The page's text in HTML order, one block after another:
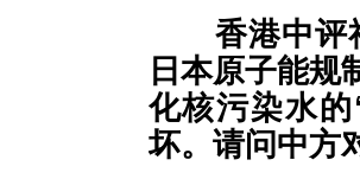
香港中评
日本原子能规
化核污染水
坏。请问中方